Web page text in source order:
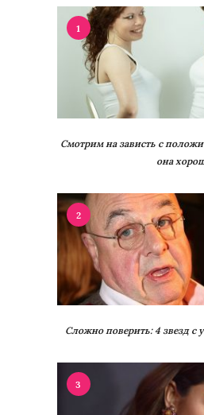
1
Смотрим на зависть с
она
2
Сложно поверить: 4 звезд
3